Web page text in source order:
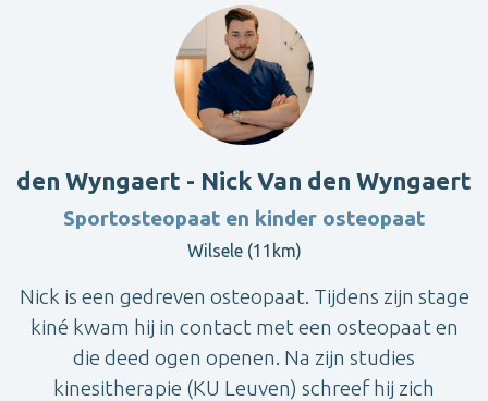
den Wyngaert - Nick Van den Wyngaert
Sportosteopaat en kinder osteopaat
Wilsele (11km)
Nick is een gedreven osteopaat. Tijdens zijn stage
kiné kwam hij in contact met een osteopaat en
die deed ogen openen. Na zijn studies
kinesitherapie (KU Leuven) schreef hij zich